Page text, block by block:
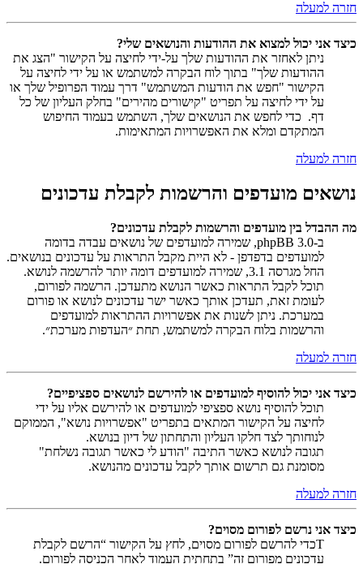
חזרה למעלה
כיצד אני יכול למצוא את ההודעות והנושאים שלי?
ניתן לאחזר את ההודעות שלך על-ידי לחיצה על הקישור "הצג את
ההודעות שלך" בתוך לוח הבקרה למשתמש או על ידי לחיצה על
הקישור "חפש את הודעות המשתמש" דרך עמוד הפרופיל שלך או
על ידי לחיצה על תפריט "קישורים מהירים" בחלק העליון של כל
דף. כדי לחפש את הנושאים שלך, השתמש בעמוד החיפוש
המתקדם ומלא את האפשרויות המתאימות.
חזרה למעלה
נושאים מועדפים והרשמות לקבלת עדכונים
מה ההבדל בין מועדפים והרשמות לקבלת עדכונים?
ב-phpBB 3.0, שמירה למועדפים של נושאים עבדה בדומה
למועדפים בדפדפן - לא היית מקבל התראות על עדכונים בנושאים.
החל מגרסה 3.1, שמירה למועדפים דומה יותר להרשמה לנושא.
תוכל לקבל התראות כאשר הנושא מתעדכן. הרשמה לפורום,
לעומת זאת, תעדכן אותך כאשר ישר עדכונים לנושא או פורום
במערכת. ניתן לשנות את אפשרויות ההתראות למועדפים
והרשמות בלוח הבקרה למשתמש, תחת ״העדפות מערכת״.
חזרה למעלה
כיצד אני יכול להוסיף למועדפים או להירשם לנושאים ספציפיים?
תוכל להוסיף נושא ספציפי למועדפים או להירשם אליו על ידי
לחיצה על הקישור המתאים בתפריט "אפשרויות נושא", הממוקם
לנוחותך לצד חלקו העליון והתחתון של דיון בנושא.
תגובה לנושא כאשר התיבה "הודע לי כאשר תגובה נשלחת"
מסומנת גם תרשום אותך לקבל עדכונים מהנושא.
חזרה למעלה
כיצד אני נרשם לפורום מסוים?
Tכדי להרשם לפורום מסוים, לחץ על הקישור “הרשם לקבלת
עדכונים מפורום זה” בתחתית העמוד לאחר הכניסה לפורום.